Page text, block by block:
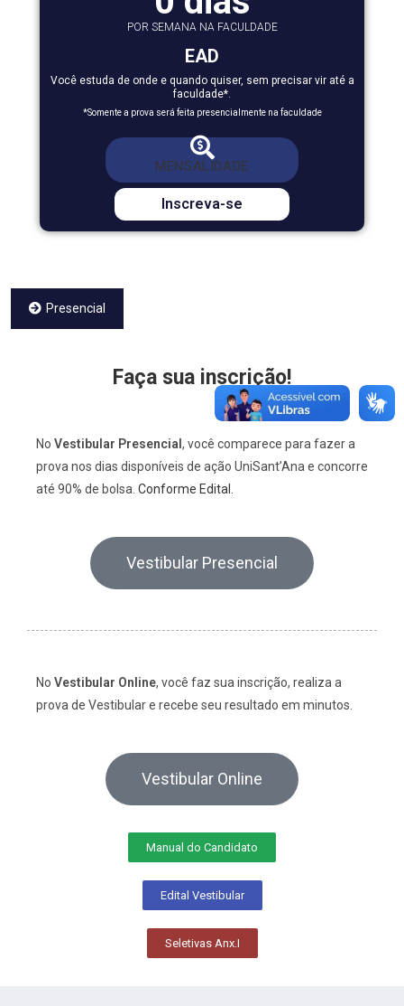
POR SEMANA NA FACULDADE
EAD
Você estuda de onde e quando quiser, sem precisar vir até a
faculdade*.
*Somente a prova será feita presencialmente na faculdade
MENSALIDADE
R$ 758,00 POR *R$ 159,18
*Valor com 79% de bolsa
Inscreva-se
Presencial
Faça sua inscrição!
No Vestibular Presencial , você comparece para fazer a
prova nos dias disponíveis de ação UniSant’Ana e concorre
até 90% de bolsa. Conforme Edital.
Vestibular Presencial
No Vestibular Online, você faz sua inscrição, realiza a
prova de Vestibular e recebe seu resultado em minutos.
Vestibular Online
Manual do Candidato
Edital Vestibular
Seletivas Anx.I